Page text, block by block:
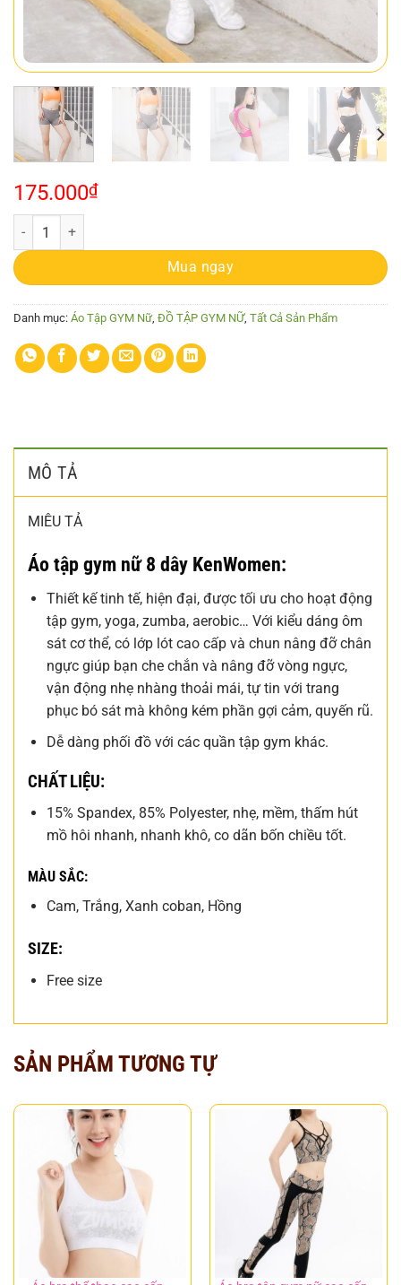
175.000₫
KenWomen Áo 8 dây số lượng
Mua ngay
Danh mục: Áo Tập GYM Nữ, ĐỒ TẬP GYM NỮ, Tất Cả Sản Phẩm
MÔ TẢ
MIÊU TẢ
Áo tập gym nữ 8 dây KenWomen:
Thiết kế tinh tế, hiện đại, được tối ưu cho hoạt động
tập gym, yoga, zumba, aerobic… Với kiểu dáng ôm
sát cơ thể, có lớp lót cao cấp và chun nâng đỡ chân
ngực giúp bạn che chắn và nâng đỡ vòng ngực,
vận động nhẹ nhàng thoải mái, tự tin với trang
phục bó sát mà không kém phần gợi cảm, quyến rũ.
Dễ dàng phối đồ với các quần tập gym khác.
CHẤT LIỆU:
15% Spandex, 85% Polyester, nhẹ, mềm, thấm hút
mồ hôi nhanh, nhanh khô, co dãn bốn chiều tốt.
MÀU SẮC:
Cam, Trắng, Xanh coban, Hồng
SIZE:
Free size
SẢN PHẨM TƯƠNG TỰ